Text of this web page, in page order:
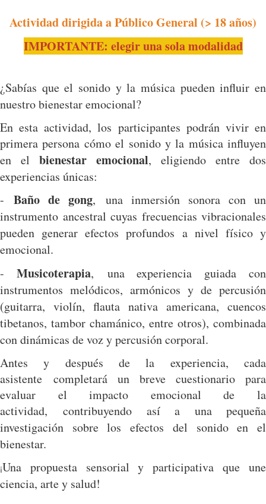
Actividad dirigida a Público General (> 18 años)
IMPORTANTE: elegir una sola modalidad
¿Sabías que el sonido y la música pueden influir en
nuestro bienestar emocional?
En esta actividad, los participantes podrán vivir en
primera persona cómo el sonido y la música influyen
en el bienestar emocional, eligiendo entre dos
experiencias únicas:
-Baño de gong, una inmersión sonora con un
instrumento ancestral cuyas frecuencias vibracionales
pueden generar efectos profundos a nivel físico y
emocional.
- Musicoterapia, una experiencia guiada con
instrumentos melódicos, armónicos y de percusión
(guitarra, violín, flauta nativa americana, cuencos
tibetanos, tambor chamánico, entre otros), combinada
con dinámicas de voz y percusión corporal.
Antes y después de la experiencia, cada
asistente completará un breve cuestionario para
evaluar el impacto emocional de la
actividad,contribuyendo así a una pequeña
investigación sobre los efectos del sonido en el
bienestar.
¡Una propuesta sensorial y participativa que une
ciencia, arte y salud!